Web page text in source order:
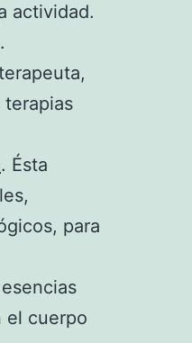
actividad.
. Ésta
para
el cuerpo